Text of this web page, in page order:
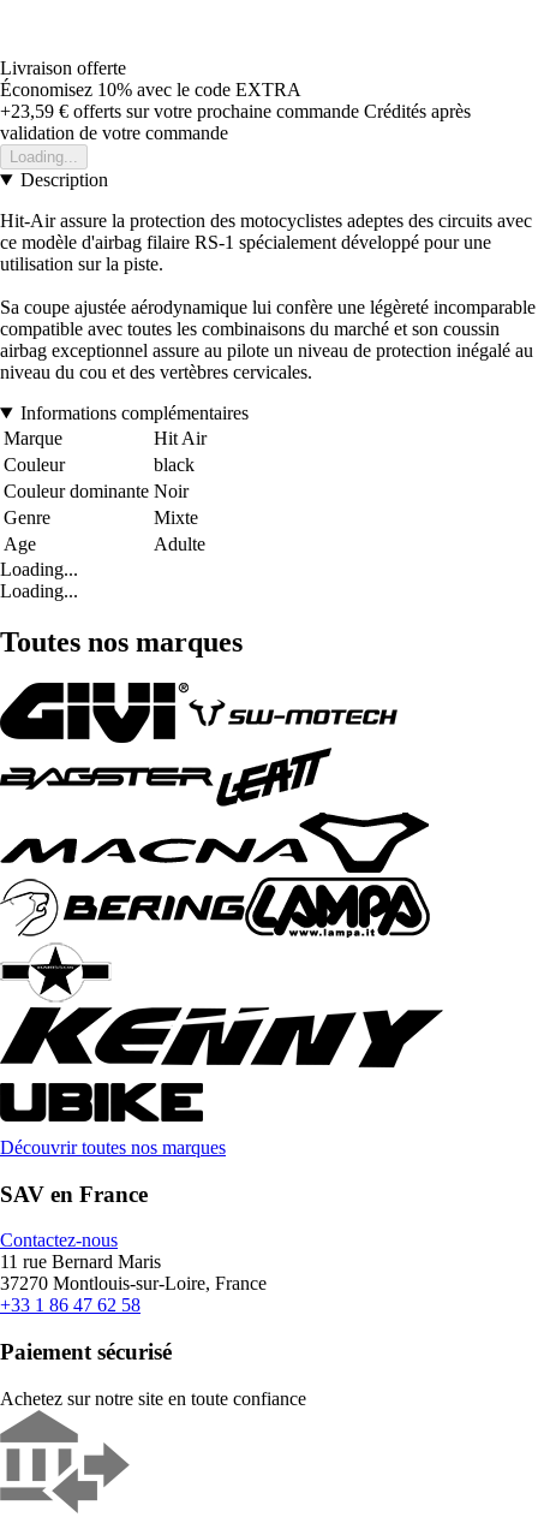
Livraison offerte
Économisez 10% avec le code EXTRA
+23,59 € offerts sur votre prochaine commande Crédités après
validation de votre commande
Loading...
Description
Hit-Air assure la protection des motocyclistes adeptes des circuits avec
ce modèle d'airbag filaire RS-1 spécialement développé pour une
utilisation sur la piste.
Sa coupe ajustée aérodynamique lui confère une légèreté incomparable
compatible avec toutes les combinaisons du marché et son coussin
airbag exceptionnel assure au pilote un niveau de protection inégalé au
niveau du cou et des vertèbres cervicales.
Informations complémentaires
Marque
Hit Air
Couleur
black
Couleur dominante Noir
Genre
Mixte
Age
Adulte
Loading...
Loading...
Toutes nos marques
Découvrir toutes nos marques
SAV en France
Contactez-nous
11 rue Bernard Maris
37270 Montlouis-sur-Loire, France
+33 1 86 47 62 58
Paiement sécurisé
Achetez sur notre site en toute confiance